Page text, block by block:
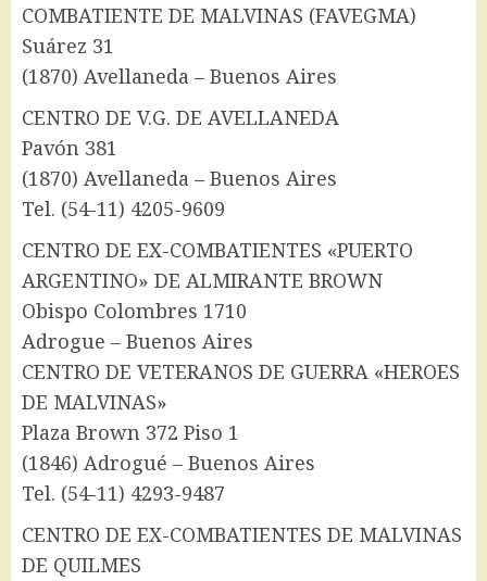
COMBATIENTE DE MALVINAS (FAVEGMA)
Suárez 31
(1870) Avellaneda – Buenos Aires
CENTRO DE V.G. DE AVELLANEDA
Pavón 381
(1870) Avellaneda – Buenos Aires
Tel. (54-11) 4205-9609
CENTRO DE EX-COMBATIENTES «PUERTO
ARGENTINO» DE ALMIRANTE BROWN
Obispo Colombres 1710
Adrogue – Buenos Aires
CENTRO DE VETERANOS DE GUERRA «HEROES
DE MALVINAS»
Plaza Brown 372 Piso 1
(1846) Adrogué – Buenos Aires
Tel. (54-11) 4293-9487
CENTRO DE EX-COMBATIENTES DE MALVINAS
DE QUILMES